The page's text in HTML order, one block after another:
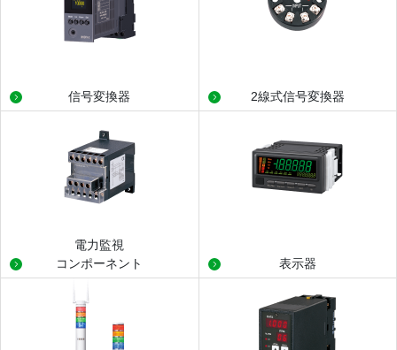
信号変換器 2線式信号変換器
電力監視
コンポーネント
表示器